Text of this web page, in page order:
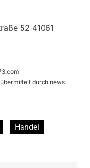
52 41061
durch news
Handel